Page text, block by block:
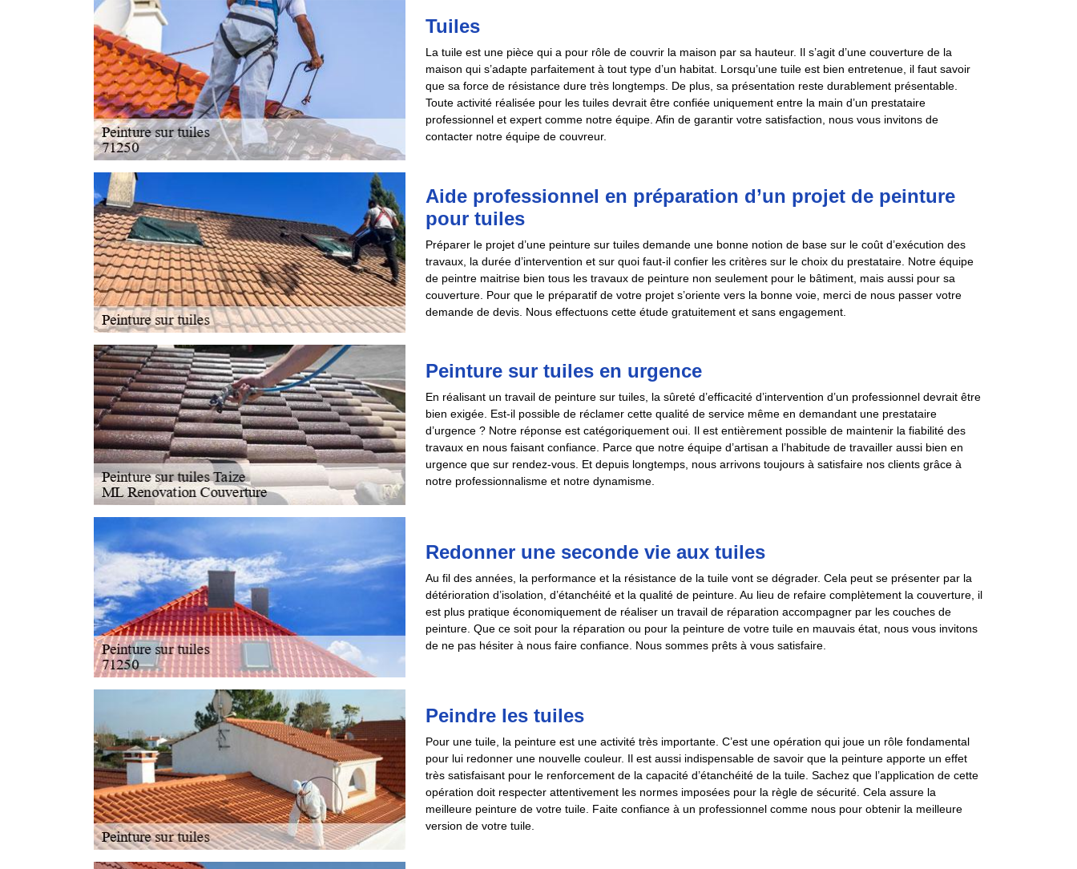
Tuiles
La tuile est une pièce qui a pour rôle de couvrir la maison par sa hauteur. Il s’agit d’une couverture de la
maison qui s’adapte parfaitement à tout type d’un habitat. Lorsqu’une tuile est bien entretenue, il faut savoir
que sa force de résistance dure très longtemps. De plus, sa présentation reste durablement présentable.
Toute activité réalisée pour les tuiles devrait être confiée uniquement entre la main d’un prestataire
professionnel et expert comme notre équipe. Afin de garantir votre satisfaction, nous vous invitons de
contacter notre équipe de couvreur.
Aide professionnel en préparation d’un projet de peinture
pour tuiles
Préparer le projet d’une peinture sur tuiles demande une bonne notion de base sur le coût d’exécution des
travaux, la durée d’intervention et sur quoi faut-il confier les critères sur le choix du prestataire. Notre équipe
de peintre maitrise bien tous les travaux de peinture non seulement pour le bâtiment, mais aussi pour sa
couverture. Pour que le préparatif de votre projet s’oriente vers la bonne voie, merci de nous passer votre
demande de devis. Nous effectuons cette étude gratuitement et sans engagement.
Peinture sur tuiles en urgence
En réalisant un travail de peinture sur tuiles, la sûreté d’efficacité d’intervention d’un professionnel devrait être
bien exigée. Est-il possible de réclamer cette qualité de service même en demandant une prestataire
d’urgence ? Notre réponse est catégoriquement oui. Il est entièrement possible de maintenir la fiabilité des
travaux en nous faisant confiance. Parce que notre équipe d’artisan a l’habitude de travailler aussi bien en
urgence que sur rendez-vous. Et depuis longtemps, nous arrivons toujours à satisfaire nos clients grâce à
notre professionnalisme et notre dynamisme.
Redonner une seconde vie aux tuiles
Au fil des années, la performance et la résistance de la tuile vont se dégrader. Cela peut se présenter par la
détérioration d’isolation, d’étanchéité et la qualité de peinture. Au lieu de refaire complètement la couverture, il
est plus pratique économiquement de réaliser un travail de réparation accompagner par les couches de
peinture. Que ce soit pour la réparation ou pour la peinture de votre tuile en mauvais état, nous vous invitons
de ne pas hésiter à nous faire confiance. Nous sommes prêts à vous satisfaire.
Peindre les tuiles
Pour une tuile, la peinture est une activité très importante. C’est une opération qui joue un rôle fondamental
pour lui redonner une nouvelle couleur. Il est aussi indispensable de savoir que la peinture apporte un effet
très satisfaisant pour le renforcement de la capacité d’étanchéité de la tuile. Sachez que l’application de cette
opération doit respecter attentivement les normes imposées pour la règle de sécurité. Cela assure la
meilleure peinture de votre tuile. Faite confiance à un professionnel comme nous pour obtenir la meilleure
version de votre tuile.